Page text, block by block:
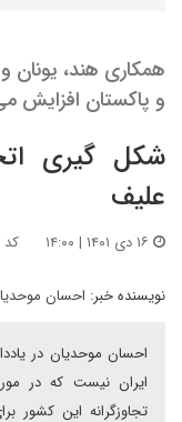
همکاری هند، یونان و
و پاکستان افزایش
شکل گیری
علیف
کد :
نویسنده خبر: احسان
احسان موحدیان در
ایران نیست که در
تجاوزگرانه این کشور